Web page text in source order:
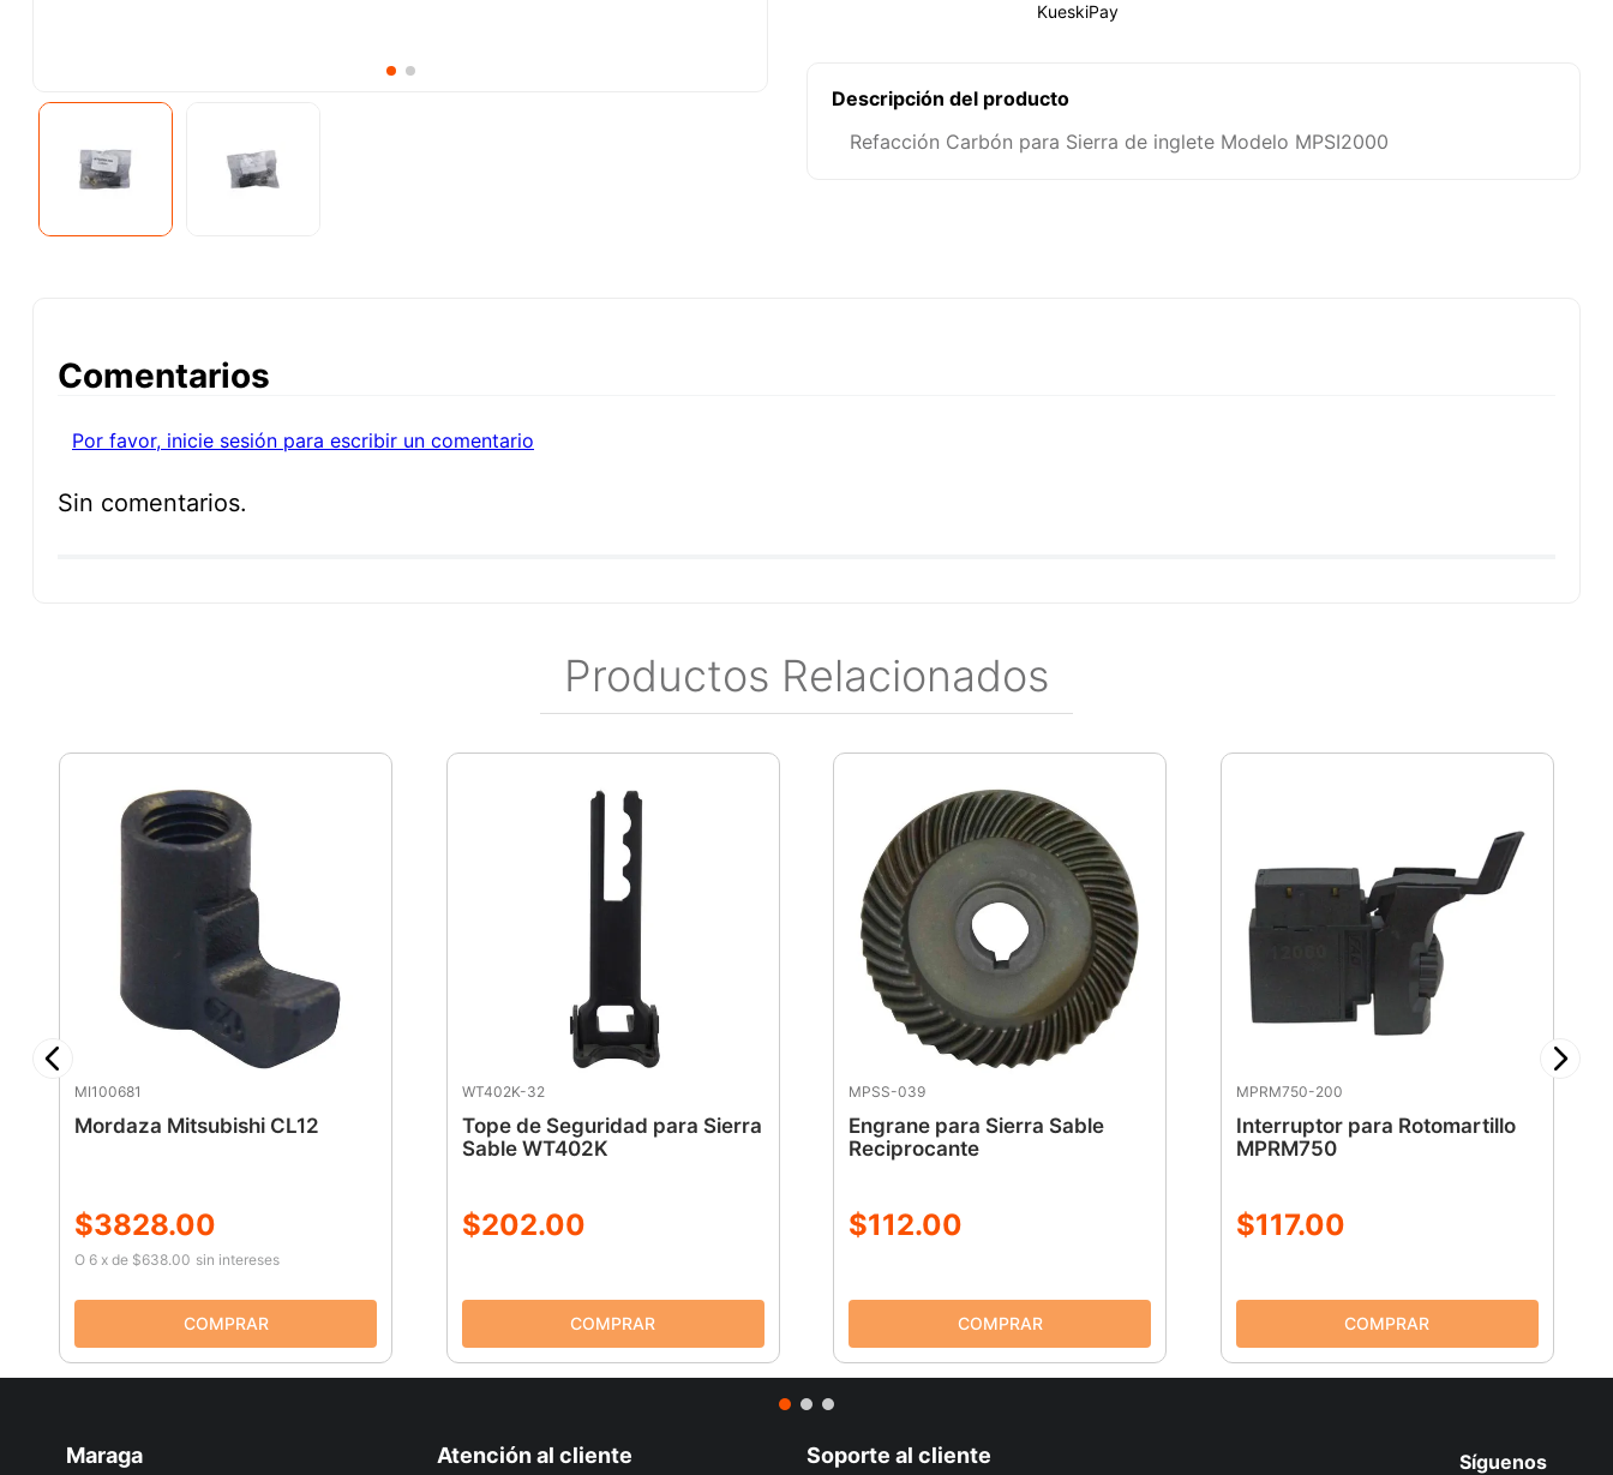
KueskiPay
Descripción del producto
Refacción Carbón para Sierra de inglete Modelo MPSI2000
Comentarios
Por favor, inicie sesión para escribir un comentario
Sin comentarios.
Productos Relacionados
MI100681
Mordaza Mitsubishi CL12
$3828.00
O 6 x de $638.00 sin intereses
WT402K-32
Tope de Seguridad para Sierra
Sable WT402K
$202.00
MPSS-039
Engrane para Sierra Sable
Reciprocante
$112.00
MPRM750-200
Interruptor para Rotomartillo
MPRM750
$117.00
Maraga Atención al cliente Soporte al cliente Síguenos